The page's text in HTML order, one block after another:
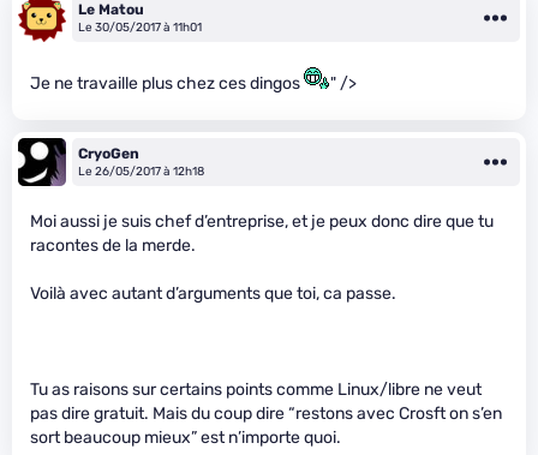
Le Matou
Le 30/05/2017 à 11h01
Je ne travaille plus chez ces dingos " />
CryoGen
Le 26/05/2017 à 12h18
Moi aussi je suis chef d’entreprise, et je peux donc dire que tu
racontes de la merde.
Voilà avec autant d’arguments que toi, ca passe.
Tu as raisons sur certains points comme Linux/libre ne veut
pas dire gratuit. Mais du coup dire “restons avec Crosft on s’en
sort beaucoup mieux” est n’importe quoi.